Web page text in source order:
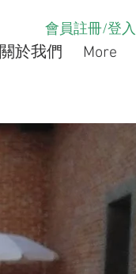
會員註冊/登入
關於我們 More